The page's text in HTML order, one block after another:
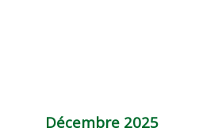
Décembre 2025